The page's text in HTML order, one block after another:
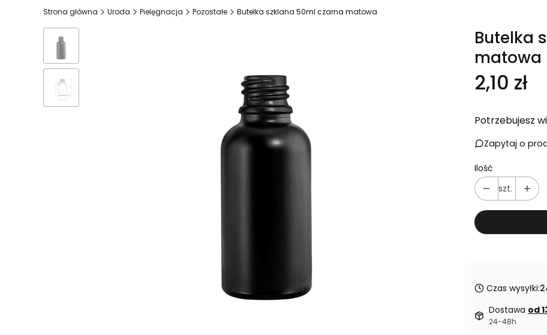
Strona główna Uroda Pielęgnacja Pozostałe Butelka szklana 50ml czarna matowa
Butelka
matowa
Cena
2,10 zł
Potrzebujesz
Zapytaj o
Ilość
szt.
Czas wysyłki:
Dostawa od
24-48h